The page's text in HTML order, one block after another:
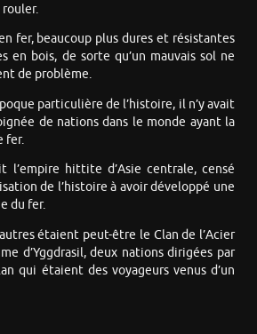
fer, beaucoup plus dures et résistantes
en bois, de sorte qu’un mauvais sol ne
de problème.
particulière de l’histoire, il n’y avait
de nations dans le monde ayant la
fer.
l’empire hittite d’Asie centrale, censé
de l’histoire à avoir développé une
du fer.
étaient peut-être le Clan de l’Acier
d’Yggdrasil, deux nations dirigées par
qui étaient des voyageurs venus d’un